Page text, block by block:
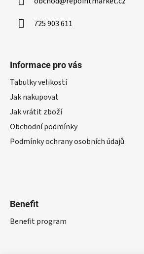
725 903 611
Informace pro vás
Tabulky velikostí
Jak nakupovat
Jak vrátit zboží
Obchodní podmínky
Podmínky ochrany osobních údajů
Benefit
Benefit program